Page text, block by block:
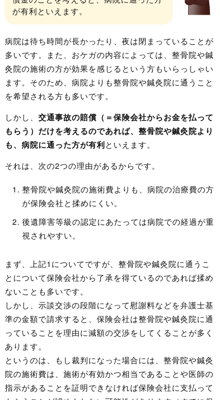
が有利といえます。
病院は待ち時間が長かったり、夜は閉まっていることが
多いです。また、おケガの内容によっては、整骨院や鍼
灸院の施術の方が効果を感じるという方もいらっしゃい
ます。そのため、病院よりも整骨院や鍼灸院に通うこと
を希望される方も多いです。
しかし、 交通事故の賠償（＝保険会社からお金を払って
もらう）だけを考えるのであれば、整骨院や鍼灸院より
も、病院に通った方が有利といえます。
それは、次の2つの理由があるからです。
整骨院や鍼灸院の施術費よりも、病院の治療費の方
が保険会社と揉めにくい。
後遺障害等級の認定にあたっては病院での経過が重
視されやすい。
まず、上記1についてですが、整骨院や鍼灸院に通うこ
とについて保険会社から了承を得ているのであれば揉め
ないことも多いです。
しかし、示談交渉の段階になって慰謝料などを弁護士基
準の金額で請求すると、保険会社は整骨院や鍼灸院に通
っていることを理由に減額の交渉をしてくることが多く
あります。
というのは、もし裁判になった場合には、整骨院や鍼灸
院の施術費は、施術が有効かつ相当であることや医師の
指示があることを証明できなければ保険会社に支払って